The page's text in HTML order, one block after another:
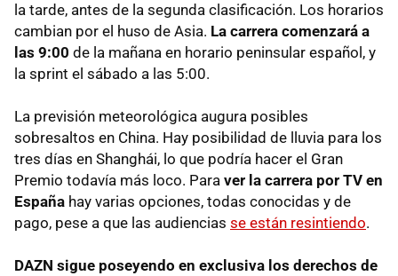
la tarde, antes de la segunda clasificación. Los horarios
cambian por el huso de Asia. La carrera comenzará a
las 9:00 de la mañana en horario peninsular español, y
la sprint el sábado a las 5:00.
La previsión meteorológica augura posibles
sobresaltos en China. Hay posibilidad de lluvia para los
tres días en Shanghái, lo que podría hacer el Gran
Premio todavía más loco. Para ver la carrera por TV en
España hay varias opciones, todas conocidas y de
pago, pese a que las audiencias se están resintiendo.
DAZN sigue poseyendo en exclusiva los derechos de